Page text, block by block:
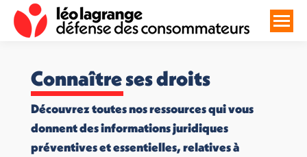
Connaître ses droits
Découvrez toutes nos ressources qui vous
donnent des informations juridiques
préventives et essentielles, relatives à